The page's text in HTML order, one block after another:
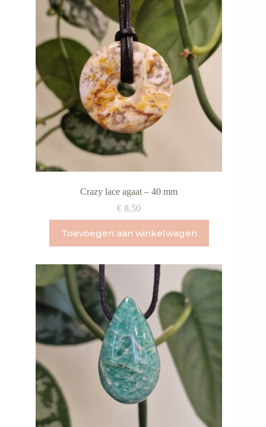
Crazy lace agaat – 40 mm
€ 8,50
Toevoegen aan winkelwagen